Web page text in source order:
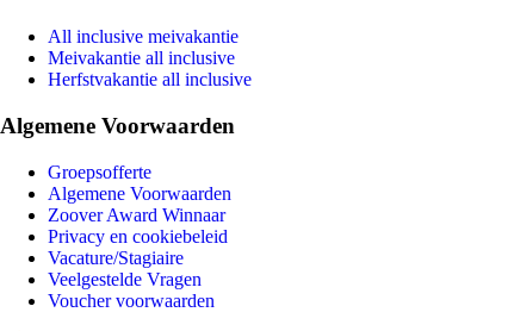
All inclusive meivakantie
Meivakantie all inclusive
Herfstvakantie all inclusive
Algemene Voorwaarden
Groepsofferte
Algemene Voorwaarden
Zoover Award Winnaar
Privacy en cookiebeleid
Vacature/Stagiaire
Veelgestelde Vragen
Voucher voorwaarden